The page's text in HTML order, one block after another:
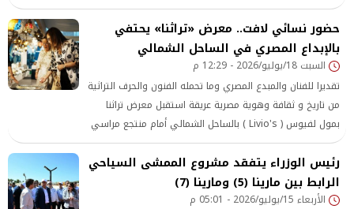
وحدة داخل إحدى القرى السياحية بالساحل الشمالي، أن إدارة
القرية منعت أجهزة الشرطة من الدخول رغم تقدمها ببلاغ
ضدها.
حضور نسائي لافت.. معرض «تراثنا» يحتفي
بالإبداع المصري في الساحل الشمالي
السبت 18/يوليو/2026 - 12:29 م
تقديرا للفنان والمبدع المصري وما تحمله الفنون والحرف التراثية
من تاريخ و ثقافة وهوية مصرية عريقة استقبل معرض تراثنا
بمول لفيوس ( Livio's ) بالساحل الشمالي أمام منتجع مراسي
بالكيلو ١٢٨ لفيف من القيادات والرموز النسائية المصرية اللذين
حرصوا علي تفقد المعرض وتشجيع المئات من الفنانين وكبار
الحرفيين المشاركين فيه.
رئيس الوزراء يتفقد مشروع الممشى السياحي
الرابط بين مارينا (5) ومارينا (7)
الأربعاء 15/يوليو/2026 - 05:01 م